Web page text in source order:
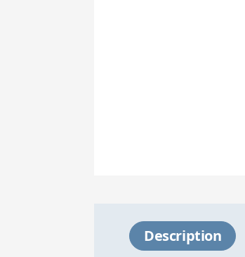
Description